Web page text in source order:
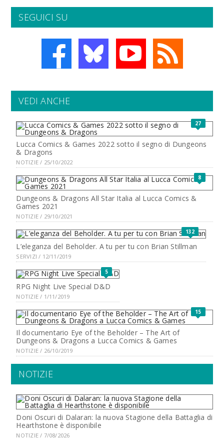
SEGUICI SU
VEDI ANCHE
27
Lucca Comics & Games 2022 sotto il segno di Dungeons
& Dragons
NOTIZIE / 25/10/2022
8
Dungeons & Dragons All Star Italia al Lucca Comics &
Games 2021
NOTIZIE / 29/10/2021
132
L’eleganza del Beholder. A tu per tu con Brian Stillman
SERVIZI / 12/11/2019
5
RPG Night Live Special D&D
NOTIZIE / 1/11/2019
15
Il documentario Eye of the Beholder – The Art of
Dungeons & Dragons a Lucca Comics & Games
NOTIZIE / 26/10/2019
NOTIZIE
Doni Oscuri di Dalaran: la nuova Stagione della Battaglia di
Hearthstone è disponibile
NOTIZIE / 7/08/2026